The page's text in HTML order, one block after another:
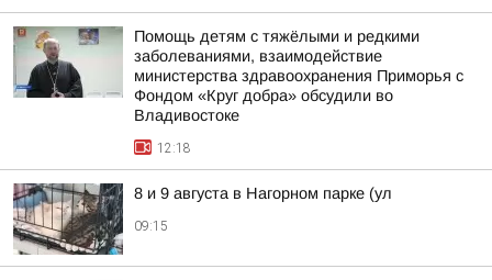
Помощь детям с тяжёлыми и редкими
заболеваниями, взаимодействие
министерства здравоохранения Приморья с
Фондом «Круг добра» обсудили во
Владивостоке
12:18
8 и 9 августа в Нагорном парке (ул
09:15